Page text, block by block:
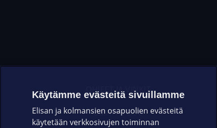
OHJEET JA VINKIT
OMAYHTEISÖ
Käytämme evästeitä sivuillamme
Elisan ja kolmansien osapuolien evästeitä
käytetään verkkosivujen toiminnan